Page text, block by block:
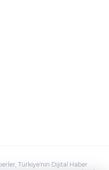
Nilgün Aygar ve
ailelerini hedef alam
Türkiye'nin Dijital Haber